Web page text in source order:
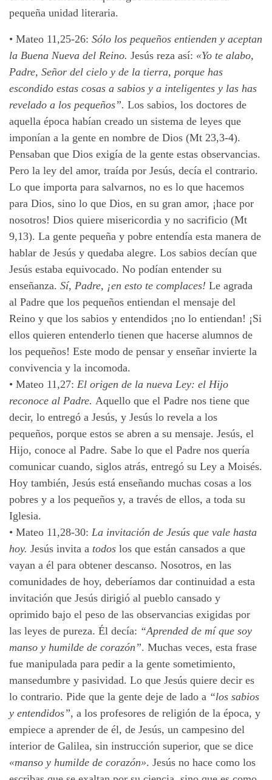
pequeña unidad literaria.
• Mateo 11,25-26: Sólo los pequeños entienden y aceptan
la Buena Nueva del Reino. Jesús reza así: «Yo te alabo,
Padre, Señor del cielo y de la tierra, porque has
escondido estas cosas a sabios y a inteligentes y las has
revelado a los pequeños”. Los sabios, los doctores de
aquella época habían creado un sistema de leyes que
imponían a la gente en nombre de Dios (Mt 23,3-4).
Pensaban que Dios exigía de la gente estas observancias.
Pero la ley del amor, traída por Jesús, decía el contrario.
Lo que importa para salvarnos, no es lo que hacemos
para Dios, sino lo que Dios, en su gran amor, ¡hace por
nosotros! Dios quiere misericordia y no sacrificio (Mt
9,13). La gente pequeña y pobre entendía esta manera de
hablar de Jesús y quedaba alegre. Los sabios decían que
Jesús estaba equivocado. No podían entender su
enseñanza. Sí, Padre, ¡en esto te complaces! Le agrada
al Padre que los pequeños entiendan el mensaje del
Reino y que los sabios y entendidos ¡no lo entiendan! ¡Si
ellos quieren entenderlo tienen que hacerse alumnos de
los pequeños! Este modo de pensar y enseñar invierte la
convivencia y la incomoda.
• Mateo 11,27: El origen de la nueva Ley: el Hijo
reconoce al Padre. Aquello que el Padre nos tiene que
decir, lo entregó a Jesús, y Jesús lo revela a los
pequeños, porque estos se abren a su mensaje. Jesús, el
Hijo, conoce al Padre. Sabe lo que el Padre nos quería
comunicar cuando, siglos atrás, entregó su Ley a Moisés.
Hoy también, Jesús está enseñando muchas cosas a los
pobres y a los pequeños y, a través de ellos, a toda su
Iglesia.
• Mateo 11,28-30: La invitación de Jesús que vale hasta
hoy. Jesús invita a todos los que están cansados a que
vayan a él para obtener descanso. Nosotros, en las
comunidades de hoy, deberíamos dar continuidad a esta
invitación que Jesús dirigió al pueblo cansado y
oprimido bajo el peso de las observancias exigidas por
las leyes de pureza. Él decía: “Aprended de mí que soy
manso y humilde de corazón”. Muchas veces, esta frase
fue manipulada para pedir a la gente sometimiento,
mansedumbre y pasividad. Lo que Jesús quiere decir es
lo contrario. Pide que la gente deje de lado a “los sabios
y entendidos”, a los profesores de religión de la época, y
empiece a aprender de él, de Jesús, un campesino del
interior de Galilea, sin instrucción superior, que se dice
«manso y humilde de corazón». Jesús no hace como los